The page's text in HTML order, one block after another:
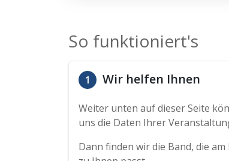
So funktioniert's
1 Wir helfen Ihnen
Weiter unten auf dieser Seite
uns die Daten Ihrer
Dann finden wir die Band, die am